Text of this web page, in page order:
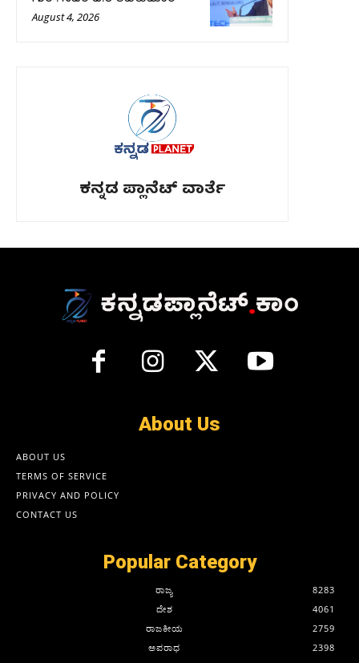
August 4, 2026
ಕನ್ನಡ ಪ್ಲಾನೆಟ್ ವಾರ್ತೆ
About Us
ABOUT US
TERMS OF SERVICE
PRIVACY AND POLICY
CONTACT US
Popular Category
ರಾಜ್ಯ
8283
ದೇಶ
4061
ರಾಜಕೀಯ
2759
ಅಪರಾಧ
2398